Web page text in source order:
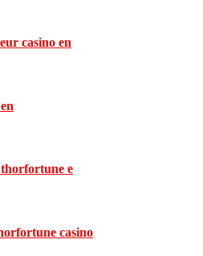
casino en
e
casino